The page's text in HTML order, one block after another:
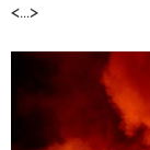
<...>